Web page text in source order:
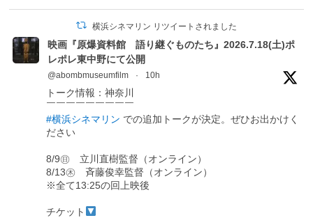
横浜シネマリン リツイートされました
映画『原爆資料館 語り継ぐものたち』2026.7.18(土)ポ
レポレ東中野にて公開
@abombmuseumfilm · 10h
トーク情報：神奈川
￣￣￣￣￣￣￣￣￣
#横浜シネマリン での追加トークが決定。ぜひお出かけく
ださい
8/9㊐ 立川直樹監督（オンライン）
8/13㊍ 斉藤俊幸監督（オンライン）
※全て13:25の回上映後
チケット